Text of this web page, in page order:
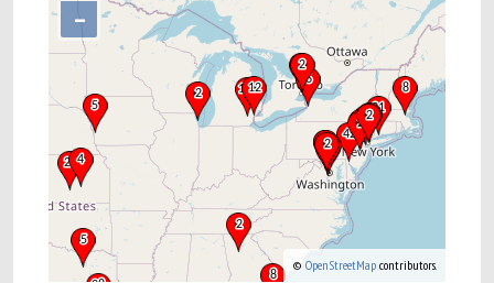
–
© OpenStreetMap contributors.